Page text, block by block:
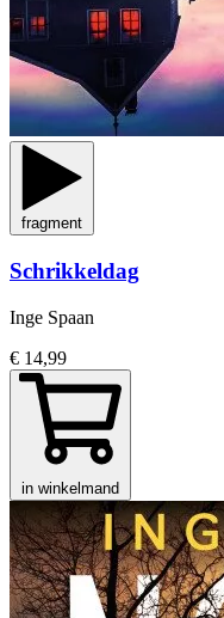
fragment
Schrikkeldag
Inge Spaan
€ 14,99
in winkelmand